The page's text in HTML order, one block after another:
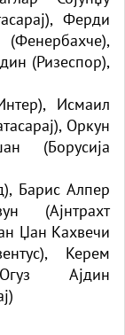
Ферди
(Ризеспор),
Исмаил
Оркун
(Борусија
Барис Алпер
(Ајнтрахт
Џан Кахвечи
Керем
Ајдин